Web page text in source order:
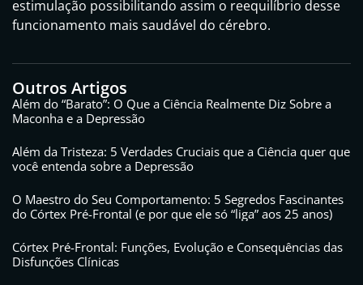
estimulação possibilitando assim o reequilíbrio desse
funcionamento mais saudável do cérebro.
Outros Artigos
Além do “Barato”: O Que a Ciência Realmente Diz Sobre a
Maconha e a Depressão
Além da Tristeza: 5 Verdades Cruciais que a Ciência quer que
você entenda sobre a Depressão
O Maestro do Seu Comportamento: 5 Segredos Fascinantes
do Córtex Pré-Frontal (e por que ele só “liga” aos 25 anos)
Córtex Pré-Frontal: Funções, Evolução e Consequências das
Disfunções Clínicas